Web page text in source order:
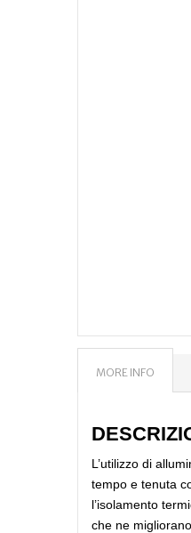
MORE INFO
L’utilizzo di
tempo e tenuta
l’isolamento
che ne